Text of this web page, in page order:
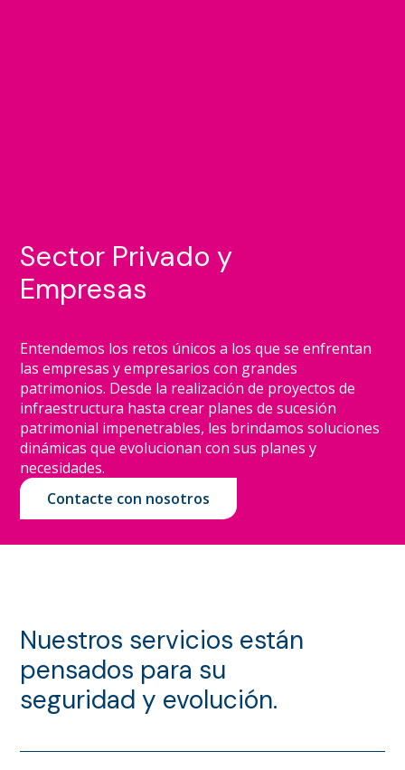
Sector Privado y
Empresas
Entendemos los retos únicos a los que se enfrentan
las empresas y empresarios con grandes
patrimonios. Desde la realización de proyectos de
infraestructura hasta crear planes de sucesión
patrimonial impenetrables, les brindamos soluciones
dinámicas que evolucionan con sus planes y
necesidades.
Contacte con nosotros
Nuestros servicios están
pensados para su
seguridad y evolución.